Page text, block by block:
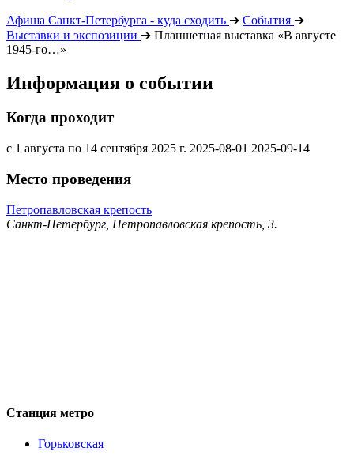
Афиша Санкт-Петербурга - куда сходить ➔ События ➔
Выставки и экспозиции ➔ Планшетная выставка «В августе
1945-го…»
Информация о событии
Когда проходит
с 1 августа по 14 сентября 2025 г. 2025-08-01 2025-09-14
Место проведения
Петропавловская крепость
Санкт-Петербург, Петропавловская крепость, 3.
Станция метро
Горьковская